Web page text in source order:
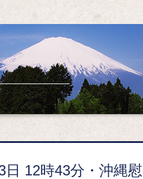
日 12時43分・沖縄